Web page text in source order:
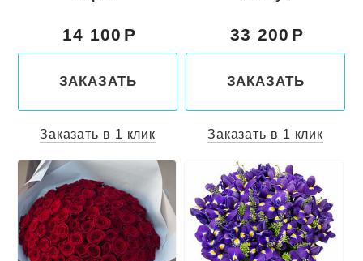
14 100
ЗАКАЗАТЬ
Заказать в 1 клик
33 200
ЗАКАЗАТЬ
Заказать в 1 клик